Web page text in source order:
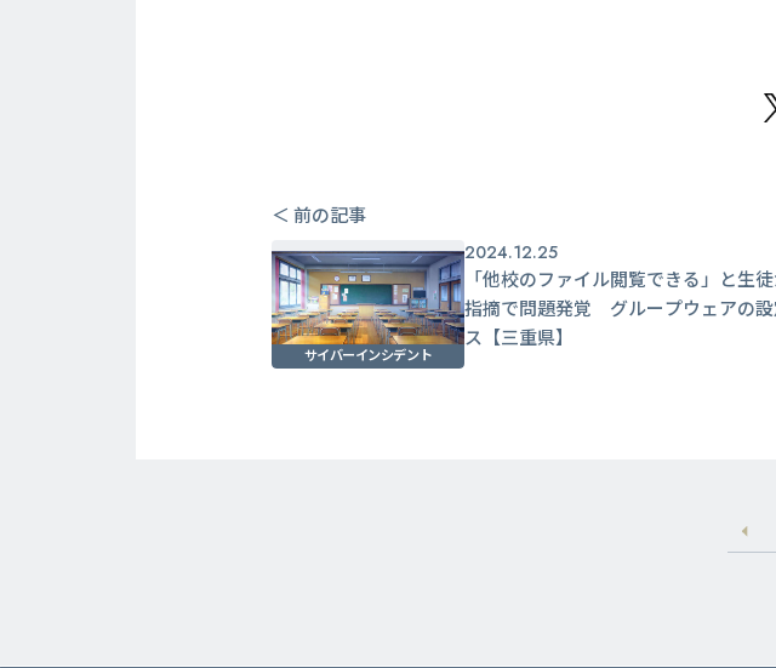
＜ 前の記事
サイバーインシデント
2024.12.25
「他校のファイル閲覧できる」と生
指摘で問題発覚 グループウェアの設
ス【三重県】